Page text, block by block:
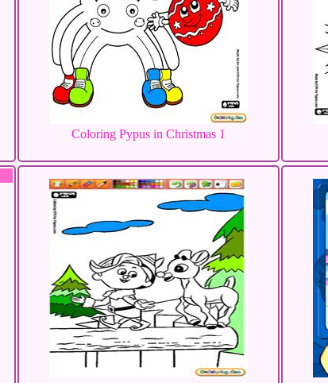
Coloring Pypus in Christmas 1